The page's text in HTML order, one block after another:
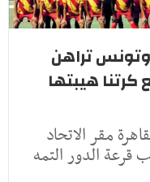
تراهن
كرتنا هيبتها
مقر الاتحاد
قرعة الدور التمه